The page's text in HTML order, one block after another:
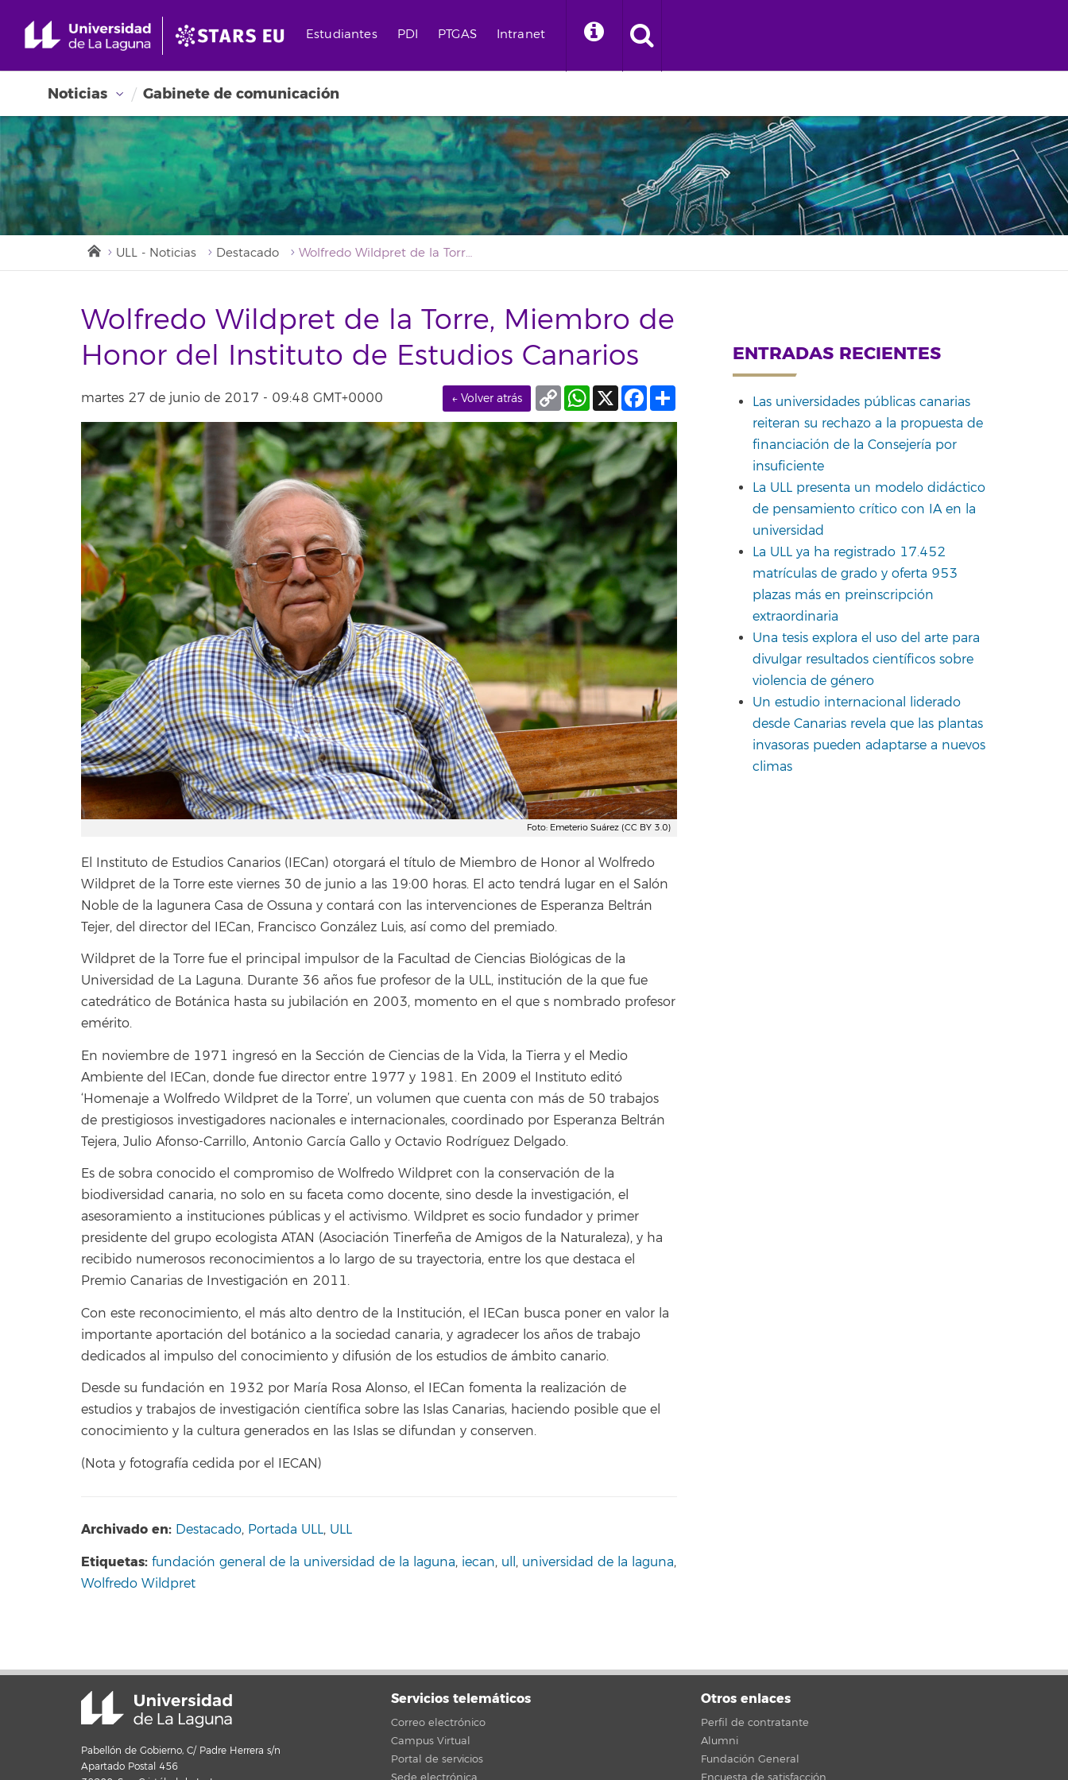
Estudiantes PDI PTGAS Intranet
Noticias Gabinete de comunicación
ULL - Noticias Destacado Wolfredo Wildpret de la Torre, Miembro de Honor del Instituto de Estudios Canarios
Wolfredo Wildpret de la Torre, Miembro de
Honor del Instituto de Estudios Canarios
martes 27 de junio de 2017 - 09:48 GMT+0000 ← Volver atrás Facebook
X
WhatsApp
Copy
Link
Foto: Emeterio Suárez (CC BY 3.0)
El Instituto de Estudios Canarios (IECan) otorgará el título de Miembro de Honor al Wolfredo
Wildpret de la Torre este viernes 30 de junio a las 19:00 horas. El acto tendrá lugar en el Salón
Noble de la lagunera Casa de Ossuna y contará con las intervenciones de Esperanza Beltrán
Tejer, del director del IECan, Francisco González Luis, así como del premiado.
Wildpret de la Torre fue el principal impulsor de la Facultad de Ciencias Biológicas de la
Universidad de La Laguna. Durante 36 años fue profesor de la ULL, institución de la que fue
catedrático de Botánica hasta su jubilación en 2003, momento en el que s nombrado profesor
emérito.
En noviembre de 1971 ingresó en la Sección de Ciencias de la Vida, la Tierra y el Medio
Ambiente del IECan, donde fue director entre 1977 y 1981. En 2009 el Instituto editó
‘Homenaje a Wolfredo Wildpret de la Torre’, un volumen que cuenta con más de 50 trabajos
de prestigiosos investigadores nacionales e internacionales, coordinado por Esperanza Beltrán
Tejera, Julio Afonso-Carrillo, Antonio García Gallo y Octavio Rodríguez Delgado.
Es de sobra conocido el compromiso de Wolfredo Wildpret con la conservación de la
biodiversidad canaria, no solo en su faceta como docente, sino desde la investigación, el
asesoramiento a instituciones públicas y el activismo. Wildpret es socio fundador y primer
presidente del grupo ecologista ATAN (Asociación Tinerfeña de Amigos de la Naturaleza), y ha
recibido numerosos reconocimientos a lo largo de su trayectoria, entre los que destaca el
Premio Canarias de Investigación en 2011.
Con este reconocimiento, el más alto dentro de la Institución, el IECan busca poner en valor la
importante aportación del botánico a la sociedad canaria, y agradecer los años de trabajo
dedicados al impulso del conocimiento y difusión de los estudios de ámbito canario.
Desde su fundación en 1932 por María Rosa Alonso, el IECan fomenta la realización de
estudios y trabajos de investigación científica sobre las Islas Canarias, haciendo posible que el
conocimiento y la cultura generados en las Islas se difundan y conserven.
(Nota y fotografía cedida por el IECAN)
Archivado en: Destacado, Portada ULL, ULL
Etiquetas: fundación general de la universidad de la laguna, iecan, ull, universidad de la laguna,
Wolfredo Wildpret
ENTRADAS RECIENTES
Las universidades públicas canarias
reiteran su rechazo a la propuesta de
financiación de la Consejería por
insuficiente
La ULL presenta un modelo didáctico
de pensamiento crítico con IA en la
universidad
La ULL ya ha registrado 17.452
matrículas de grado y oferta 953
plazas más en preinscripción
extraordinaria
Una tesis explora el uso del arte para
divulgar resultados científicos sobre
violencia de género
Un estudio internacional liderado
desde Canarias revela que las plantas
invasoras pueden adaptarse a nuevos
climas
Pabellón de Gobierno, C/ Padre Herrera s/n
Apartado Postal 456
Servicios telemáticos
Correo electrónico
Campus Virtual
Portal de servicios
Otros enlaces
Perfil de contratante
Alumni
Fundación General